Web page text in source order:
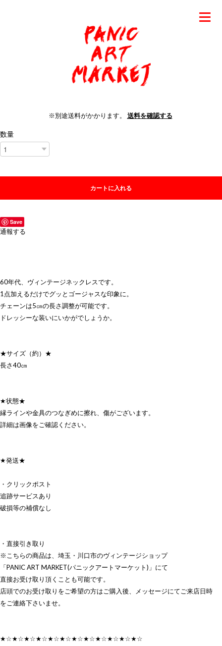
※別途送料がかかります。 送料を確認する
数量
カートに入れる
Save
通報する
60年代、ヴィンテージネックレスです。
1点加えるだけでグッとゴージャスな印象に。
チェーンは5㎝の長さ調整が可能です。
ドレッシーな装いにいかがでしょうか。
★サイズ（約）★
長さ40㎝
★状態★
縁ラインや金具のつなぎめに擦れ、傷がございます。
詳細は画像をご確認ください。
★発送★
・クリックポスト
追跡サービスあり
破損等の補償なし
・直接引き取り
※こちらの商品は、埼玉・川口市のヴィンテージショップ
「PANIC ART MARKET(パニックアートマーケット)」にて
直接お受け取り頂くことも可能です。
店頭でのお受け取りをご希望の方はご購入後、メッセージにてご来店日時
をご連絡下さいませ。
★☆★☆★☆★☆★☆★☆★☆★☆★☆★☆★☆★☆